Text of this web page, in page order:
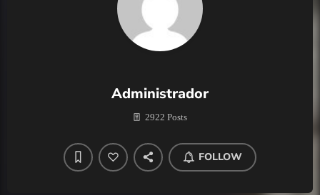
Administrador
2922 Posts
FOLLOW